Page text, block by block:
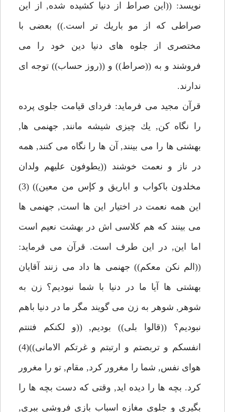
نويسد: ((اين صراط از دنيا كشيده شده, از اين
صراطى كه از مو باريك تر است.)) بعضى با
مختصرى از جلوه هاى دنيا دين خود را مى
فروشند و به ((صراط)) و ((روز حساب)) توجه اى
ندارند.
قرآن مجيد مى فرمايد: فرداى قيامت جلوى پرده
را نگاه كن, يك چيزى شيشه مانند, جهنمى ها,
بهشتى ها را مى بينند, آن ها را نگاه مى كنند, همه
در ناز و نعمت خوشند ((يطوفون عليهم ولدان
مخلدون باكواب و اباريق و كإس من معين)) (3)
اين همه نعمت در اختيار اين ها است, جهنمى ها
مى بينند كه هم كلاسى اش در بهشت نعيم است
اما اين, در اين طرف است. قرآن مى فرمايد:
((الم نكن معكم)) جهنمى ها داد مى زنند آقايان
بهشتى ها آيا ما در دنيا با شما نبوديم؟ زن به
شوهر, شوهر به زن مى گويند مگر ما در دنيا باهم
نبوديم؟ ((قالوا بلى)) بوديم, ((و لكنكم فتنتم
انفسكم و تربصتم و ارتبتم و غرتكم الامانى))(4)
هواى نفس, شما را مغرور كرد, مقام, تو را مغرور
كرد. بچه ها را ديده ايد, وقتى كه دست بچه ها را
بگيرى و جلوى مغازه اسباب بازى فروشى ببرى,